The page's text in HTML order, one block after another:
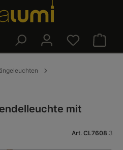
mit
Art. CL7608.3